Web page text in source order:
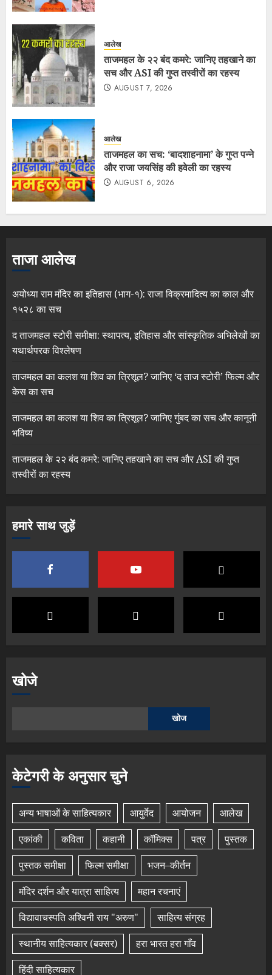
आलेख
ताजमहल के २२ बंद कमरे: जानिए तहखाने का
सच और ASI की गुप्त तस्वीरों का रहस्य
AUGUST 7, 2026
आलेख
ताजमहल का सच: ‘बादशाहनामा’ के गुप्त पन्ने
और राजा जयसिंह की हवेली का रहस्य
AUGUST 6, 2026
ताजा आलेख
अयोध्या राम मंदिर का इतिहास (भाग-१): राजा विक्रमादित्य का काल और
१५२८ का सच
द ताजमहल स्टोरी समीक्षा: स्थापत्य, इतिहास और सांस्कृतिक अभिलेखों का
यथार्थपरक विश्लेषण
ताजमहल का कलश या शिव का त्रिशूल? जानिए ‘द ताज स्टोरी’ फिल्म और
केस का सच
ताजमहल का कलश या शिव का त्रिशूल? जानिए गुंबद का सच और कानूनी
भविष्य
ताजमहल के २२ बंद कमरे: जानिए तहखाने का सच और ASI की गुप्त
तस्वीरों का रहस्य
हमारे साथ जुड़ें
खोजे
खोज
केटेगरी के अनुसार चुने
अन्य भाषाओं के साहित्यकार आयुर्वेद आयोजन
आलेख
एकांकी
कविता कहानी कॉमिक्स पत्र
पुस्तक
पुस्तक समीक्षा
फिल्म समीक्षा
भजन–कीर्तन
मंदिर दर्शन और यात्रा साहित्य
महान रचनाएं
विद्यावाचस्पति अश्विनी राय "अरुण"
साहित्य संग्रह
स्थानीय साहित्यकार (बक्सर)
हरा भारत हरा गाँव
हिंदी साहित्यकार